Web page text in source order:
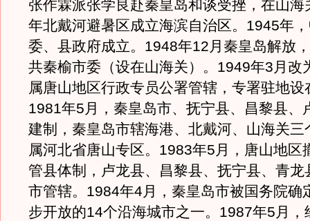
张作霖派张学良赴秦皇岛和谈受挫，在山
年北戴河避暑区成立海滨自治区。1945年
委、县政府成立。1948年12月秦皇岛解放
共秦榆市委（设在山海关）。1949年3月改
属唐山地区行政专员公署管辖，专署驻地设
1981年5月，秦皇岛市、抚宁县、昌黎县、
建制，秦皇岛市辖海港、北戴河、山海关三
属河北省唐山专区。1983年5月，唐山地区
管县体制，卢龙县、昌黎县、抚宁县、青龙
市管辖。1984年4月，秦皇岛市被国务院确
步开放的14个沿海城市之一。1987年5月，